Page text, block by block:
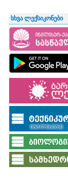
სხვა ლექსიკონები